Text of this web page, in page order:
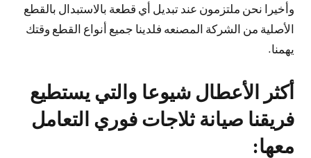
وأخيرا نحن ملتزمون عند تبديل أي قطعة بالاستبدال بالقطع
الأصلية من الشركة المصنعه فلدينا جميع أنواع القطع وقتك
يهمنا.
أكثر الأعطال شيوعا والتي يستطيع
فريقنا صيانة ثلاجات فوري التعامل
معها: